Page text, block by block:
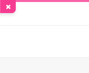
Rimuovere il cookie